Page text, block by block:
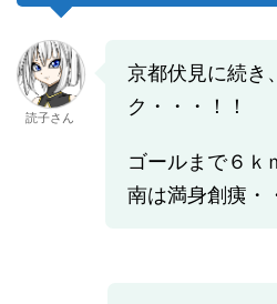
読子さん
京都伏見に続き
ク・・・！！
ゴールまで６ｋ
南は満身創痍・